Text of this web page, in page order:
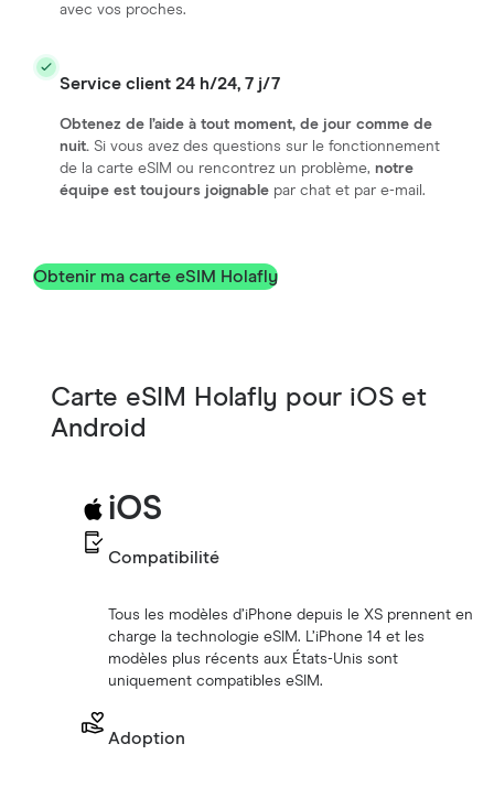
avec vos proches.
Service client 24 h/24, 7 j/7
Obtenez de l’aide à tout moment, de jour comme de
nuit. Si vous avez des questions sur le fonctionnement
de la carte eSIM ou rencontrez un problème, notre
équipe est toujours joignablepar chat et par e-mail.
Obtenir ma carte eSIM Holafly
Carte eSIM Holafly pour iOS et
Android
‎iOS
Compatibilité
Tous les modèles d’iPhone depuis le XS prennent en
charge la technologie eSIM. L’iPhone 14 et les
modèles plus récents aux États-Unis sont
uniquement compatibles eSIM.
Adoption